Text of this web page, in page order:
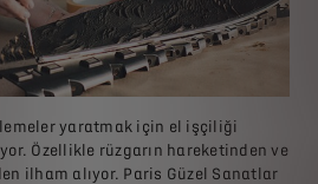
yaratmak için el işçiliği
Özellikle rüzgarın hareketinden ve
ilham alıyor. Paris Güzel Sanatlar